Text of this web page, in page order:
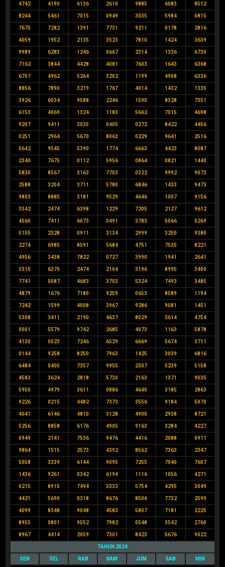
4742 4190 6136 2610 9885 6083 8512
8244 5461 7015 0949 3035 5984 0815
7670 7282 1391 7731 9211 0178 2816
4059 1952 2135 3523 7810 1424 3639
9989 6283 1246 0667 2314 1336 6730
7162 3844 4428 4081 7603 1643 6368
6707 4962 5264 3202 1199 4908 6336
8856 7890 3219 1767 4014 1432 1335
3926 6034 9588 2246 1590 8328 7351
6153 4069 1324 1183 5662 7015 4698
9207 9411 3035 0405 0272 8422 4456
0251 2964 5670 8063 0229 9641 2516
0642 9545 5390 1774 6663 4423 8087
2340 7675 0112 5956 0864 0821 1440
5830 8567 3163 7703 0322 9992 9073
2588 3204 3711 5780 6846 1433 9473
9803 8885 3181 9529 4646 1007 9156
3342 2474 6398 1229 7205 2127 9612
4560 7411 6073 0491 3783 5066 0269
5155 2328 0911 3134 2999 3250 9380
2274 6985 8591 5684 4751 7535 8221
4956 3438 7822 0727 3990 1941 2641
3310 6370 2474 2104 3196 8995 3400
7741 0087 4683 3703 5324 7493 3485
4879 1676 7180 9259 0653 8589 1194
7242 1599 4008 3967 9286 9081 1451
5308 3411 2190 4637 8029 3614 4754
0001 5579 9742 2685 4073 1163 5878
4130 0023 7246 6529 6669 5674 3711
0144 9258 8250 7963 1425 3039 6816
6484 0405 7357 9955 2307 5239 5158
4583 3624 2818 5730 2163 1371 9035
5950 4979 3611 0886 4640 3185 2863
9226 0215 4482 7373 3556 9184 5070
4041 6146 4810 3128 4900 2938 8721
5256 8858 6176 4905 9163 3284 4227
0949 2141 7536 9476 4416 2088 0911
9864 1515 2573 4392 8562 7363 2347
5058 3339 6144 9095 7255 7040 7607
1436 9261 0342 6194 1116 1056 4271
0215 8915 7494 3333 5754 4295 3049
4421 5690 0318 8676 8506 7732 2599
4099 8348 9048 4583 5807 7181 2225
8955 0801 9552 7982 0548 3542 2760
8967 4414 2059 7301 8423 5676 9022
TAHUN 2024
SEN SEL RAB KAM JUM SAB MIN